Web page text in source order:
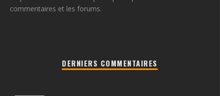
commentaires et les forums.
DERNIERS COMMENTAIRES